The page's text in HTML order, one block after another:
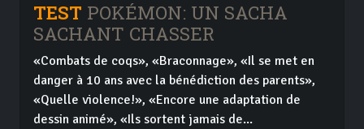
TEST POKÉMON: UN SACHA
SACHANT CHASSER
«Combats de coqs», «Braconnage», «Il se met en
danger à 10 ans avec la bénédiction des parents»,
«Quelle violence!», «Encore une adaptation de
dessin animé», «Ils sortent jamais de...